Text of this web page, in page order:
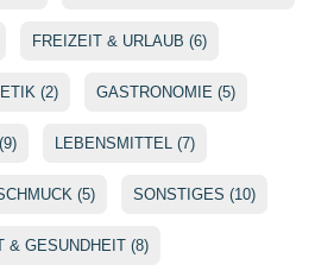
FREIZEIT & URLAUB (6)
(2) GASTRONOMIE (5)
LEBENSMITTEL (7)
(5) SONSTIGES (10)
& GESUNDHEIT (8)